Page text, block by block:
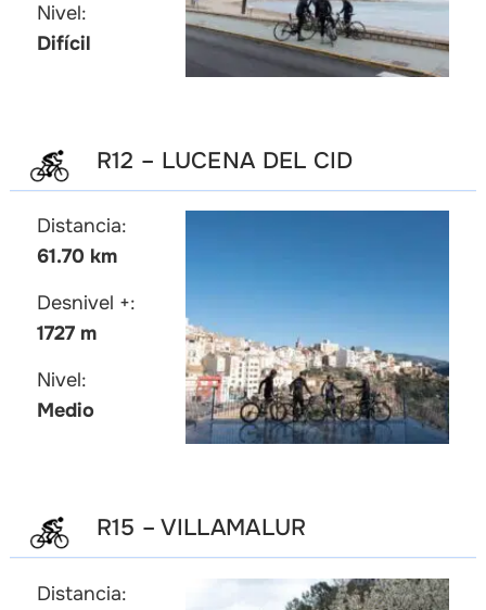
Nivel:
Difícil
R12 – LUCENA DEL CID
Distancia:
61.70 km
Desnivel +:
1727 m
Nivel:
Medio
R15 – VILLAMALUR
Distancia: